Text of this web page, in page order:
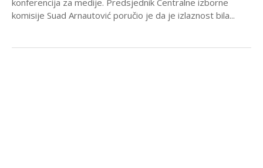
komisije Suad Arnautović poručio je da je izlaznost bila...